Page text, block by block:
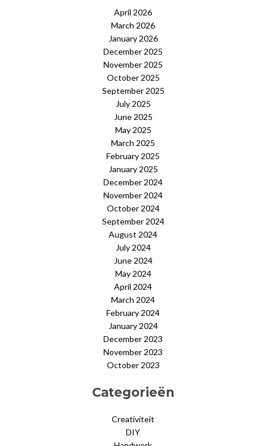
April 2026
March 2026
January 2026
December 2025
November 2025
October 2025
September 2025
July 2025
June 2025
May 2025
March 2025
February 2025
January 2025
December 2024
November 2024
October 2024
September 2024
August 2024
July 2024
June 2024
May 2024
April 2024
March 2024
February 2024
January 2024
December 2023
November 2023
October 2023
Categorieën
Creativiteit
DIY